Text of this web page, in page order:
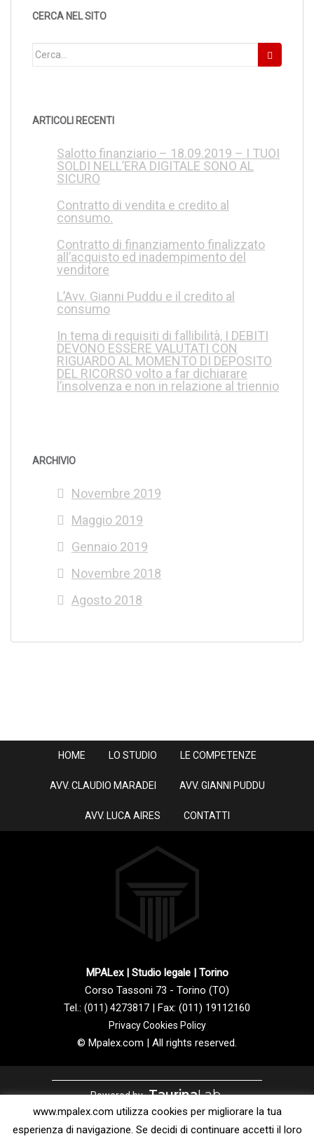
CERCA NEL SITO
Cerca:
ARTICOLI RECENTI
Salotto finanziario – 18.09.2019 – I TUOI
SOLDI NELL’ERA DIGITALE SONO AL
SICURO
Contratto di vendita e credito al
consumo.
Contratto di finanziamento finalizzato
all’acquisto ed inadempimento del
venditore
L’Avv. Gianni Puddu e il credito al
consumo
In tema di requisiti di fallibilità, I DEBITI
DEVONO ESSERE VALUTATI CON
RIGUARDO AL MOMENTO DI DEPOSITO
DEL RICORSO volto a far dichiarare
l’insolvenza e non in relazione al triennio
ARCHIVIO
Novembre 2019
Maggio 2019
Gennaio 2019
Novembre 2018
Agosto 2018
HOME LO STUDIO LE COMPETENZE
AVV. CLAUDIO MARADEI AVV. GIANNI PUDDU
AVV. LUCA AIRES CONTATTI
MPALex | Studio legale | Torino
Corso Tassoni 73 - Torino (TO)
Tel.: (011) 4273817 | Fax: (011) 19112160
Privacy Cookies Policy
© Mpalex.com | All rights reserved.
Powered by TaurinaLab
www.mpalex.com utilizza cookies per migliorare la tua
esperienza di navigazione. Se decidi di continuare accetti il loro